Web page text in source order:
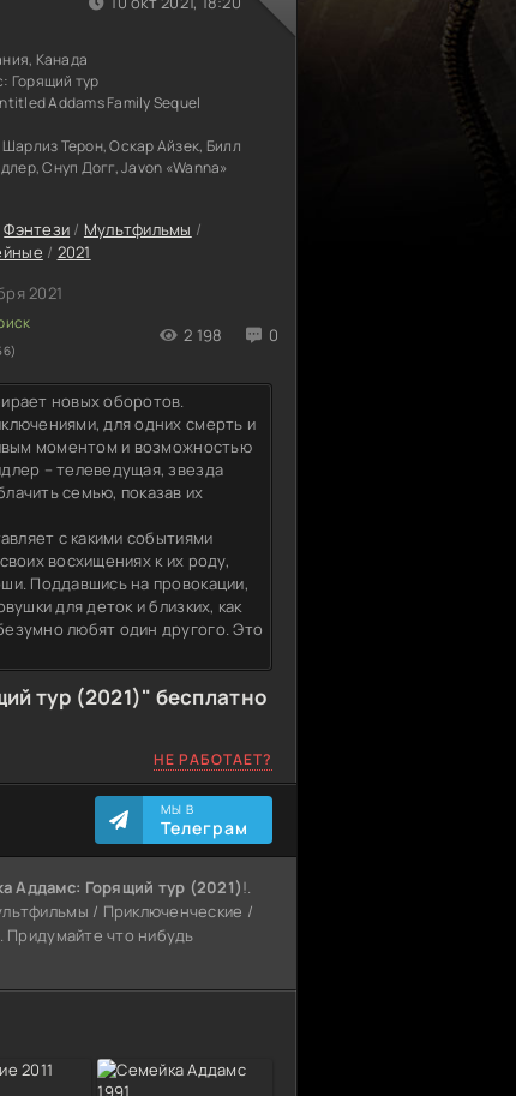
Канада
Горящий тур
Addams Family Sequel
Терон, Оскар Айзек, Билл
Снуп Догг, Javon «Wanna»
Фэнтези / Мультфильмы /
/ 2021
2021
2 198 0
новых оборотов.
для одних смерть и
моментом и возможностью
– телеведущая, звезда
семью, показав их
с какими событиями
восхищениях к их роду,
Поддавшись на провокации,
для деток и близких, как
любят один другого. Это
тур (2021)" бесплатно
НЕ РАБОТАЕТ?
МЫ В
Телеграм
Аддамс: Горящий тур (2021)!.
/ Приключенческие /
Придумайте что нибудь